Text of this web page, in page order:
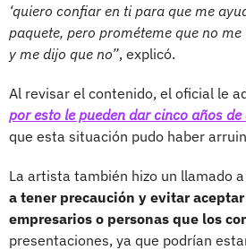
‘quiero confiar en ti para que me
paquete, pero prométeme que no me
y me dijo que no”, explicó.
Al revisar el contenido, el oficial le
por esto le pueden dar cinco años de
que esta situación pudo haber
La artista también hizo un llamado
a tener precaución y evitar
empresarios o personas que los
presentaciones, ya que podrían